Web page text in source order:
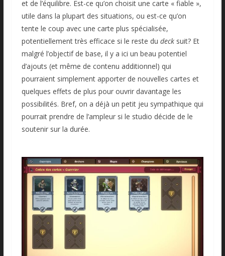
et de l’équilibre. Est-ce qu’on choisit une carte « fiable »,
utile dans la plupart des situations, ou est-ce qu’on
tente le coup avec une carte plus spécialisée,
potentiellement très efficace si le reste du decksuit? Et
malgré l’objectif de base, il y a ici un beau potentiel
d’ajouts (et même de contenu additionnel) qui
pourraient simplement apporter de nouvelles cartes et
quelques effets de plus pour ouvrir davantage les
possibilités. Bref, on a déjà un petit jeu sympathique qui
pourrait prendre de l’ampleur si le studio décide de le
soutenir sur la durée.